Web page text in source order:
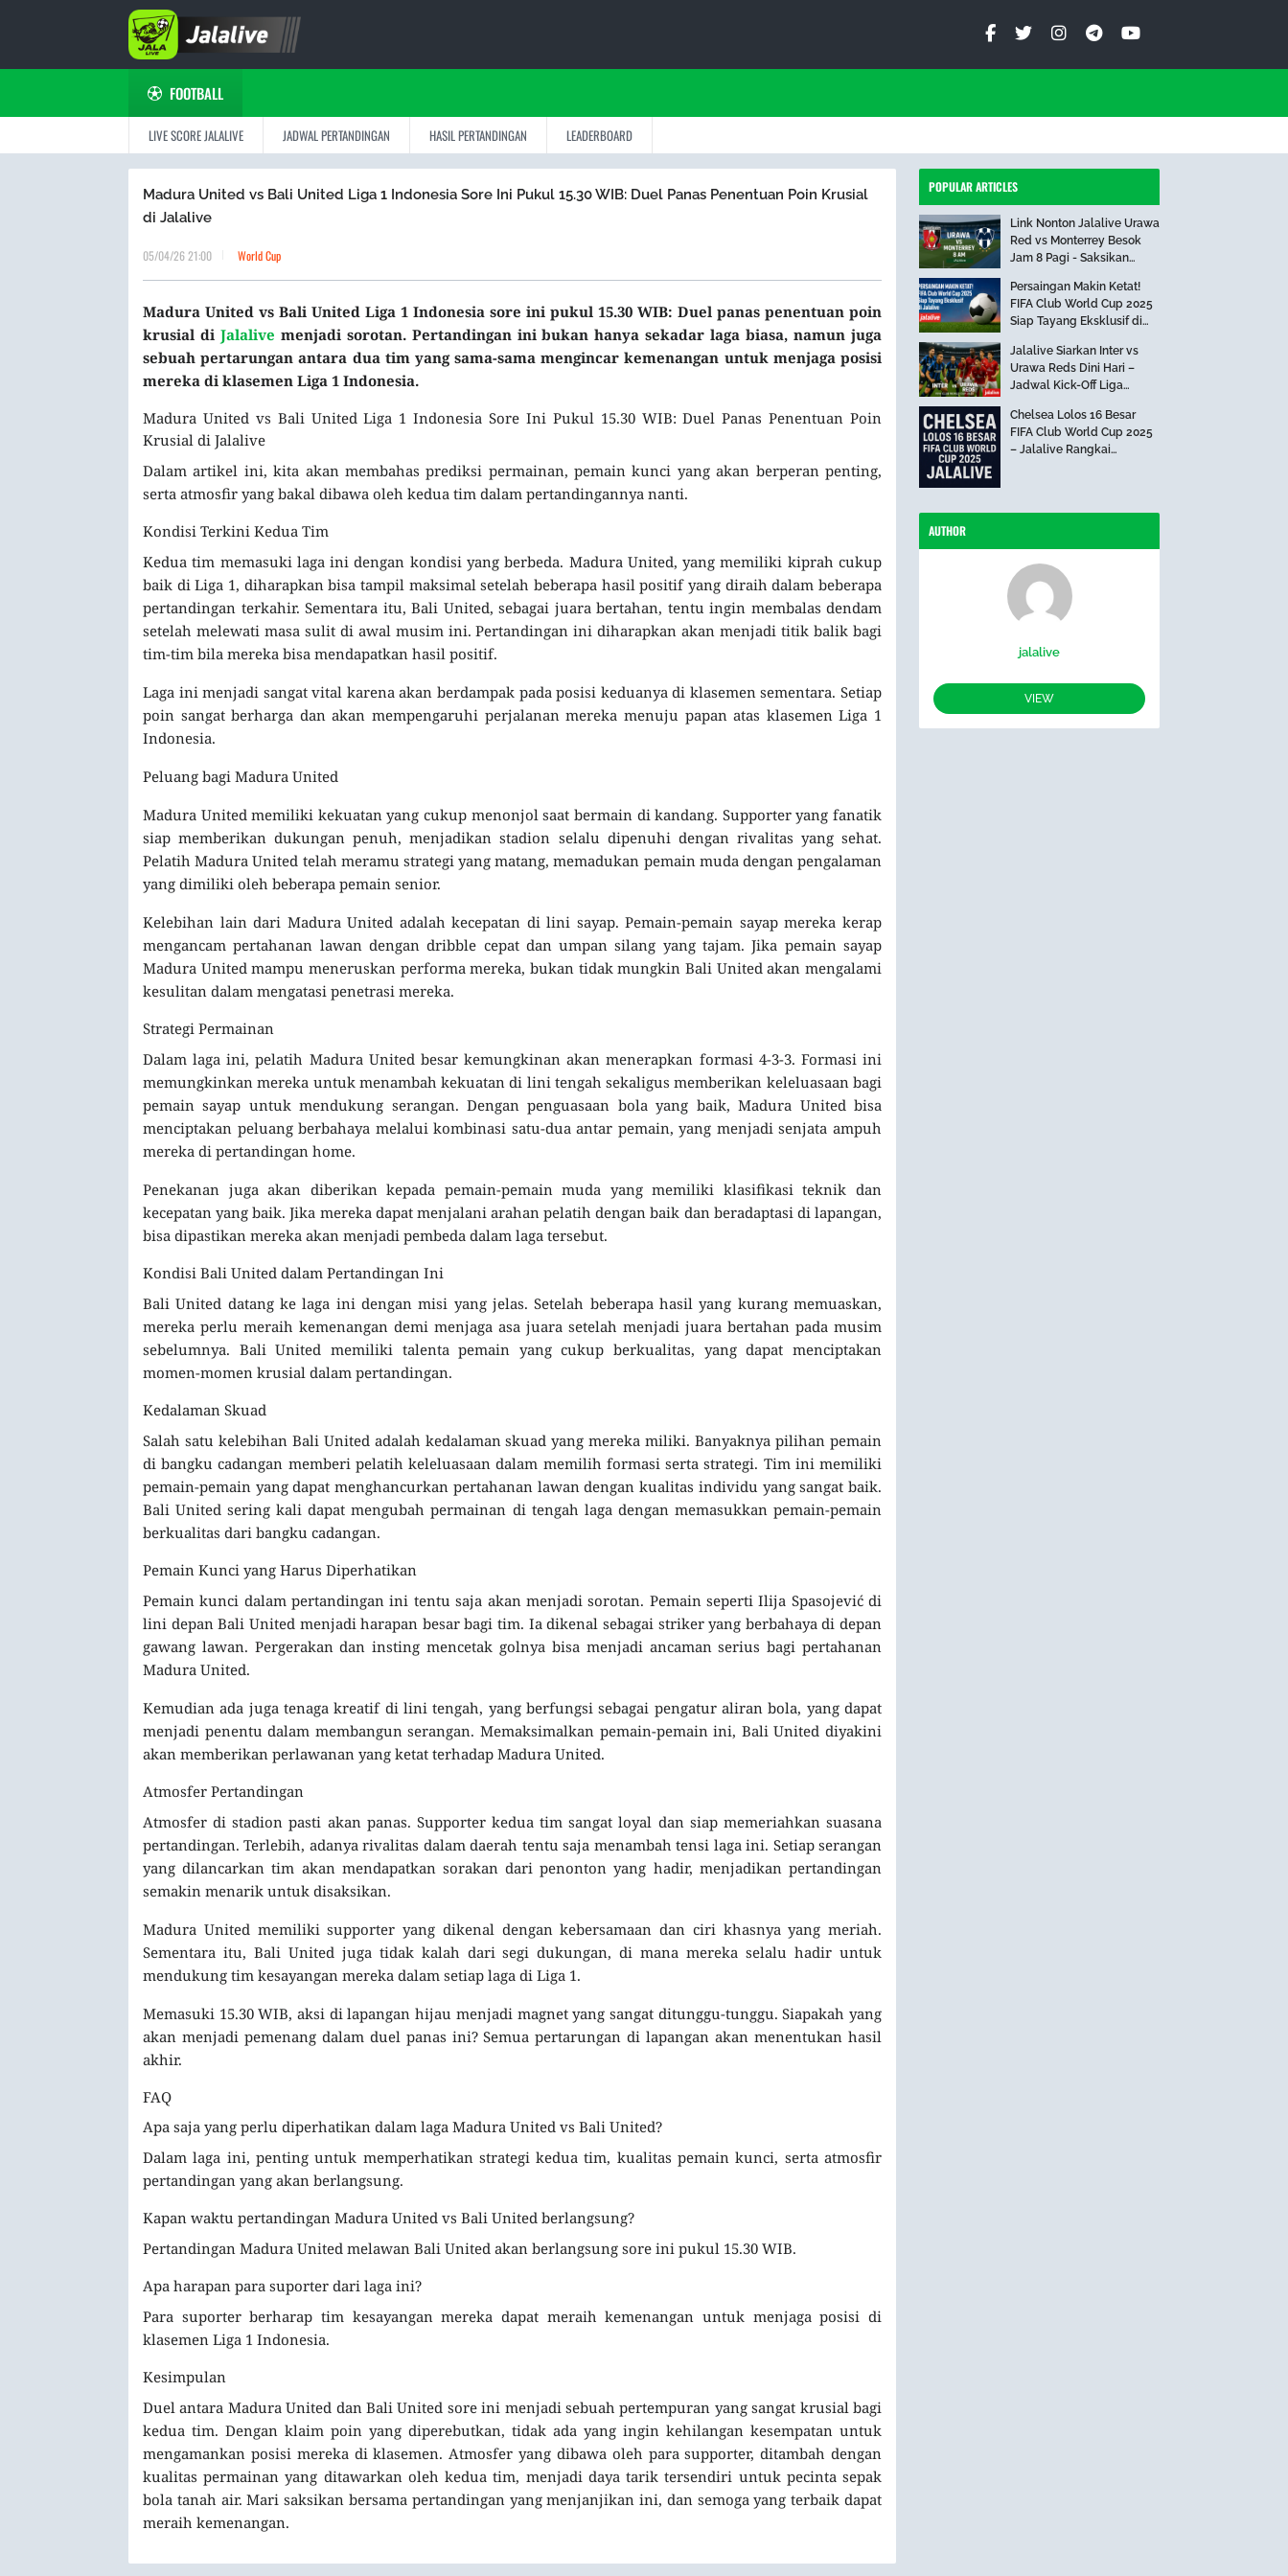
FOOTBALL
LIVE SCORE JALALIVE JADWAL PERTANDINGAN HASIL PERTANDINGAN LEADERBOARD
Madura United vs Bali United Liga 1 Indonesia Sore Ini Pukul 15.30 WIB: Duel Panas Penentuan Poin Krusial
di Jalalive
05/04/26 21:00 World Cup
Madura United vs Bali United Liga 1 Indonesia sore ini pukul 15.30 WIB: Duel panas penentuan poin
krusial di Jalalive menjadi sorotan. Pertandingan ini bukan hanya sekadar laga biasa, namun juga
sebuah pertarungan antara dua tim yang sama-sama mengincar kemenangan untuk menjaga posisi
mereka di klasemen Liga 1 Indonesia.
Madura United vs Bali United Liga 1 Indonesia Sore Ini Pukul 15.30 WIB: Duel Panas Penentuan Poin
Krusial di Jalalive
Dalam artikel ini, kita akan membahas prediksi permainan, pemain kunci yang akan berperan penting,
serta atmosfir yang bakal dibawa oleh kedua tim dalam pertandingannya nanti.
Kondisi Terkini Kedua Tim
Kedua tim memasuki laga ini dengan kondisi yang berbeda. Madura United, yang memiliki kiprah cukup
baik di Liga 1, diharapkan bisa tampil maksimal setelah beberapa hasil positif yang diraih dalam beberapa
pertandingan terkahir. Sementara itu, Bali United, sebagai juara bertahan, tentu ingin membalas dendam
setelah melewati masa sulit di awal musim ini. Pertandingan ini diharapkan akan menjadi titik balik bagi
tim-tim bila mereka bisa mendapatkan hasil positif.
Laga ini menjadi sangat vital karena akan berdampak pada posisi keduanya di klasemen sementara. Setiap
poin sangat berharga dan akan mempengaruhi perjalanan mereka menuju papan atas klasemen Liga 1
Indonesia.
Peluang bagi Madura United
Madura United memiliki kekuatan yang cukup menonjol saat bermain di kandang. Supporter yang fanatik
siap memberikan dukungan penuh, menjadikan stadion selalu dipenuhi dengan rivalitas yang sehat.
Pelatih Madura United telah meramu strategi yang matang, memadukan pemain muda dengan pengalaman
yang dimiliki oleh beberapa pemain senior.
Kelebihan lain dari Madura United adalah kecepatan di lini sayap. Pemain-pemain sayap mereka kerap
mengancam pertahanan lawan dengan dribble cepat dan umpan silang yang tajam. Jika pemain sayap
Madura United mampu meneruskan performa mereka, bukan tidak mungkin Bali United akan mengalami
kesulitan dalam mengatasi penetrasi mereka.
Strategi Permainan
Dalam laga ini, pelatih Madura United besar kemungkinan akan menerapkan formasi 4-3-3. Formasi ini
memungkinkan mereka untuk menambah kekuatan di lini tengah sekaligus memberikan keleluasaan bagi
pemain sayap untuk mendukung serangan. Dengan penguasaan bola yang baik, Madura United bisa
menciptakan peluang berbahaya melalui kombinasi satu-dua antar pemain, yang menjadi senjata ampuh
mereka di pertandingan home.
Penekanan juga akan diberikan kepada pemain-pemain muda yang memiliki klasifikasi teknik dan
kecepatan yang baik. Jika mereka dapat menjalani arahan pelatih dengan baik dan beradaptasi di lapangan,
bisa dipastikan mereka akan menjadi pembeda dalam laga tersebut.
Kondisi Bali United dalam Pertandingan Ini
Bali United datang ke laga ini dengan misi yang jelas. Setelah beberapa hasil yang kurang memuaskan,
mereka perlu meraih kemenangan demi menjaga asa juara setelah menjadi juara bertahan pada musim
sebelumnya. Bali United memiliki talenta pemain yang cukup berkualitas, yang dapat menciptakan
momen-momen krusial dalam pertandingan.
Kedalaman Skuad
Salah satu kelebihan Bali United adalah kedalaman skuad yang mereka miliki. Banyaknya pilihan pemain
di bangku cadangan memberi pelatih keleluasaan dalam memilih formasi serta strategi. Tim ini memiliki
pemain-pemain yang dapat menghancurkan pertahanan lawan dengan kualitas individu yang sangat baik.
Bali United sering kali dapat mengubah permainan di tengah laga dengan memasukkan pemain-pemain
berkualitas dari bangku cadangan.
Pemain Kunci yang Harus Diperhatikan
Pemain kunci dalam pertandingan ini tentu saja akan menjadi sorotan. Pemain seperti Ilija Spasojević di
lini depan Bali United menjadi harapan besar bagi tim. Ia dikenal sebagai striker yang berbahaya di depan
gawang lawan. Pergerakan dan insting mencetak golnya bisa menjadi ancaman serius bagi pertahanan
Madura United.
Kemudian ada juga tenaga kreatif di lini tengah, yang berfungsi sebagai pengatur aliran bola, yang dapat
menjadi penentu dalam membangun serangan. Memaksimalkan pemain-pemain ini, Bali United diyakini
akan memberikan perlawanan yang ketat terhadap Madura United.
Atmosfer Pertandingan
Atmosfer di stadion pasti akan panas. Supporter kedua tim sangat loyal dan siap memeriahkan suasana
pertandingan. Terlebih, adanya rivalitas dalam daerah tentu saja menambah tensi laga ini. Setiap serangan
yang dilancarkan tim akan mendapatkan sorakan dari penonton yang hadir, menjadikan pertandingan
semakin menarik untuk disaksikan.
Madura United memiliki supporter yang dikenal dengan kebersamaan dan ciri khasnya yang meriah.
Sementara itu, Bali United juga tidak kalah dari segi dukungan, di mana mereka selalu hadir untuk
mendukung tim kesayangan mereka dalam setiap laga di Liga 1.
Memasuki 15.30 WIB, aksi di lapangan hijau menjadi magnet yang sangat ditunggu-tunggu. Siapakah yang
akan menjadi pemenang dalam duel panas ini? Semua pertarungan di lapangan akan menentukan hasil
akhir.
FAQ
Apa saja yang perlu diperhatikan dalam laga Madura United vs Bali United?
Dalam laga ini, penting untuk memperhatikan strategi kedua tim, kualitas pemain kunci, serta atmosfir
pertandingan yang akan berlangsung.
Kapan waktu pertandingan Madura United vs Bali United berlangsung?
Pertandingan Madura United melawan Bali United akan berlangsung sore ini pukul 15.30 WIB.
Apa harapan para suporter dari laga ini?
Para suporter berharap tim kesayangan mereka dapat meraih kemenangan untuk menjaga posisi di
klasemen Liga 1 Indonesia.
Kesimpulan
Duel antara Madura United dan Bali United sore ini menjadi sebuah pertempuran yang sangat krusial bagi
kedua tim. Dengan klaim poin yang diperebutkan, tidak ada yang ingin kehilangan kesempatan untuk
mengamankan posisi mereka di klasemen. Atmosfer yang dibawa oleh para supporter, ditambah dengan
kualitas permainan yang ditawarkan oleh kedua tim, menjadi daya tarik tersendiri untuk pecinta sepak
bola tanah air. Mari saksikan bersama pertandingan yang menjanjikan ini, dan semoga yang terbaik dapat
meraih kemenangan.
POPULAR ARTICLES
Link Nonton Jalalive Urawa
Red vs Monterrey Besok
Jam 8 Pagi - Saksikan
Persaingan Makin Ketat!
FIFA Club World Cup 2025
Siap Tayang Eksklusif di
Jalalive Siarkan Inter vs
Urawa Reds Dini Hari –
Jadwal Kick-Off Liga
Chelsea Lolos 16 Besar
FIFA Club World Cup 2025
– Jalalive Rangkai
AUTHOR
jalalive
VIEW